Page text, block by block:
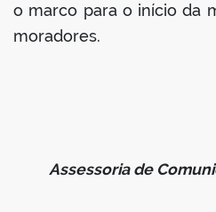
o marco para o início da
moradores.
Assessoria de